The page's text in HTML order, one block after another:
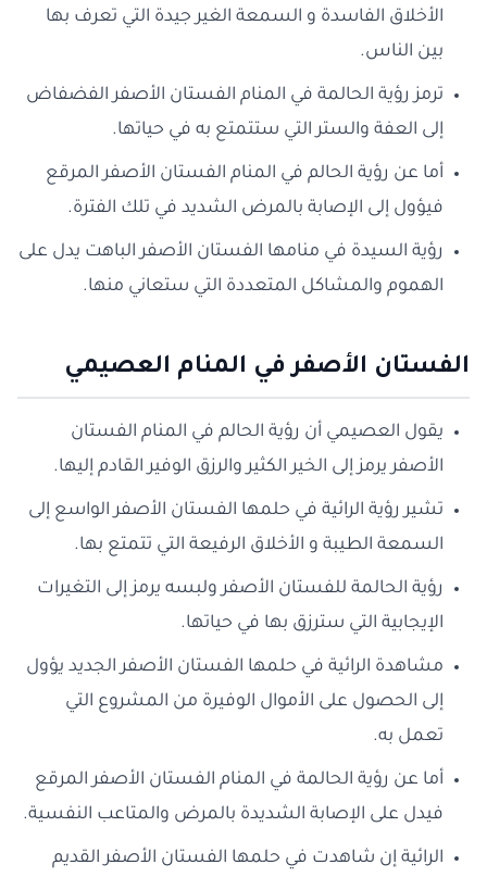
الأخلاق الفاسدة و السمعة الغير جيدة التي تعرف بها
بين الناس.
ترمز رؤية الحالمة في المنام الفستان الأصفر الفضفاض
إلى العفة والستر التي ستتمتع به في حياتها.
أما عن رؤية الحالم في المنام الفستان الأصفر المرقع
فيؤول إلى الإصابة بالمرض الشديد في تلك الفترة.
رؤية السيدة في منامها الفستان الأصفر الباهت يدل على
الهموم والمشاكل المتعددة التي ستعاني منها.
الفستان الأصفر في المنام العصيمي
يقول العصيمي أن رؤية الحالم في المنام الفستان
الأصفر يرمز إلى الخير الكثير والرزق الوفير القادم إليها.
تشير رؤية الرائية في حلمها الفستان الأصفر الواسع إلى
السمعة الطيبة و الأخلاق الرفيعة التي تتمتع بها.
رؤية الحالمة للفستان الأصفر ولبسه يرمز إلى التغيرات
الإيجابية التي سترزق بها في حياتها.
مشاهدة الرائية في حلمها الفستان الأصفر الجديد يؤول
إلى الحصول على الأموال الوفيرة من المشروع التي
تعمل به.
أما عن رؤية الحالمة في المنام الفستان الأصفر المرقع
فيدل على الإصابة الشديدة بالمرض والمتاعب النفسية.
الرائية إن شاهدت في حلمها الفستان الأصفر القديم